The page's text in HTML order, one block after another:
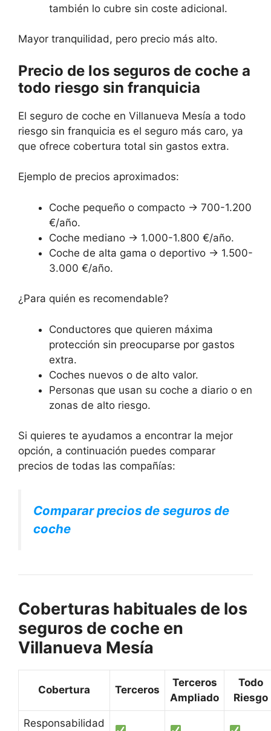
también lo cubre sin coste adicional.
Mayor tranquilidad, pero precio más alto.
Precio de los seguros de coche a
todo riesgo sin franquicia
El seguro de coche en Villanueva Mesía a todo
riesgo sin franquicia es el seguro más caro, ya
que ofrece cobertura total sin gastos extra.
Ejemplo de precios aproximados:
Coche pequeño o compacto → 700-1.200
€/año.
Coche mediano → 1.000-1.800 €/año.
Coche de alta gama o deportivo → 1.500-
3.000 €/año.
¿Para quién es recomendable?
Conductores que quieren máxima
protección sin preocuparse por gastos
extra.
Coches nuevos o de alto valor.
Personas que usan su coche a diario o en
zonas de alto riesgo.
Si quieres te ayudamos a encontrar la mejor
opción, a continuación puedes comparar
precios de todas las compañías:
Comparar precios de seguros de
coche
Coberturas habituales de los
seguros de coche en
Villanueva Mesía
Cobertura Terceros
Terceros
Ampliado
Todo
Riesgo
Responsabilidad